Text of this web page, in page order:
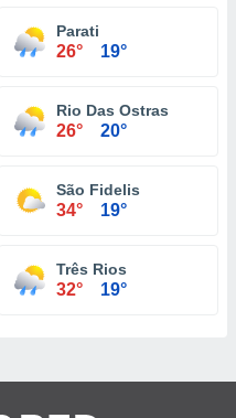
Parati
26° 19°
Rio Das Ostras
26° 20°
São Fidelis
34° 19°
Três Rios
32° 19°